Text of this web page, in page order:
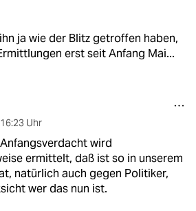
ja wie der Blitz getroffen haben,
erst seit Anfang Mai...
16:23 Uhr
wird
ermittelt, daß ist so in unserem
natürlich auch gegen Politiker,
wer das nun ist.